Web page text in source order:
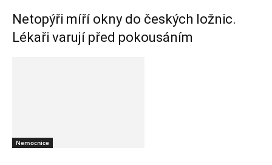
Netopýři míří okny do českých ložnic.
Lékaři varují před pokousáním
Nemocnice